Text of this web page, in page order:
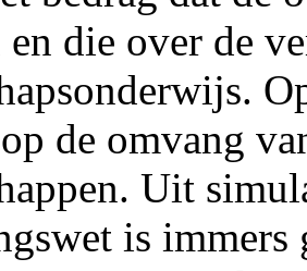
en die over de
de omvang
Uit
is immers